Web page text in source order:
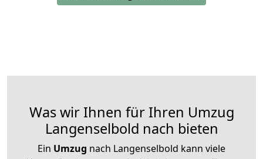
Was wir Ihnen für Ihren Umzug
Langenselbold nach bieten
Ein Umzug nach Langenselbold kann viele